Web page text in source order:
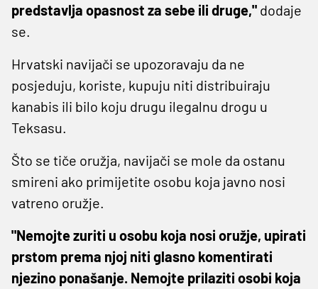
predstavlja opasnost za sebe ili druge," dodaje
se.
Hrvatski navijači se upozoravaju da ne
posjeduju, koriste, kupuju niti distribuiraju
kanabis ili bilo koju drugu ilegalnu drogu u
Teksasu.
Što se tiče oružja, navijači se mole da ostanu
smireni ako primijetite osobu koja javno nosi
vatreno oružje.
"Nemojte zuriti u osobu koja nosi oružje, upirati
prstom prema njoj niti glasno komentirati
njezino ponašanje. Nemojte prilaziti osobi koja